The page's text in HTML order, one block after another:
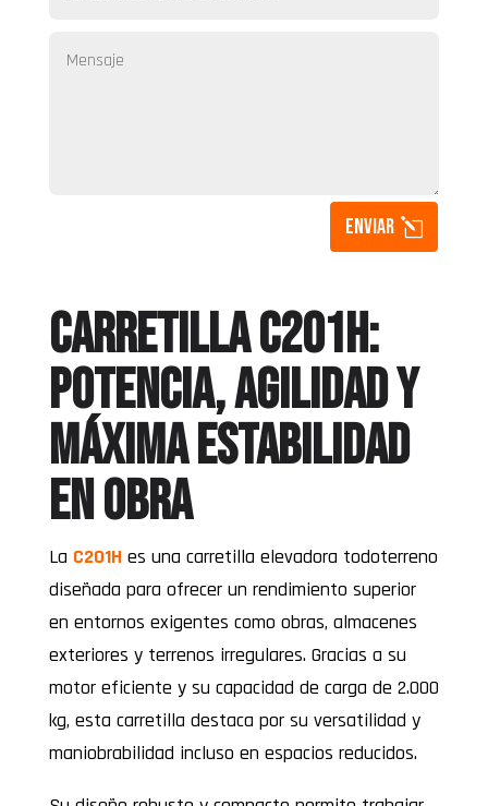
Enviar
Carretilla C201H:
potencia, agilidad y
máxima estabilidad
en obra
La C201H es una carretilla elevadora todoterreno
diseñada para ofrecer un rendimiento superior
en entornos exigentes como obras, almacenes
exteriores y terrenos irregulares. Gracias a su
motor eficiente y su capacidad de carga de 2.000
kg, esta carretilla destaca por su versatilidad y
maniobrabilidad incluso en espacios reducidos.